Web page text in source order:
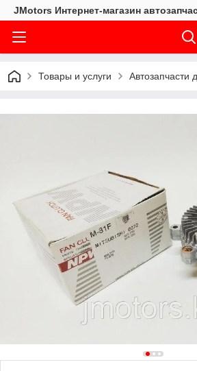
JMotors Интернет-магазин
Товары и услуги Автозапчасти